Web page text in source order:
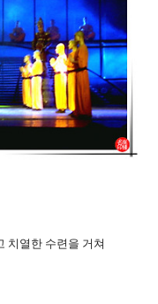
치열한 수련을 거쳐